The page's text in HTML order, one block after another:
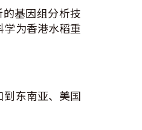
基因组分析技
为香港水稻重
东南亚、美国